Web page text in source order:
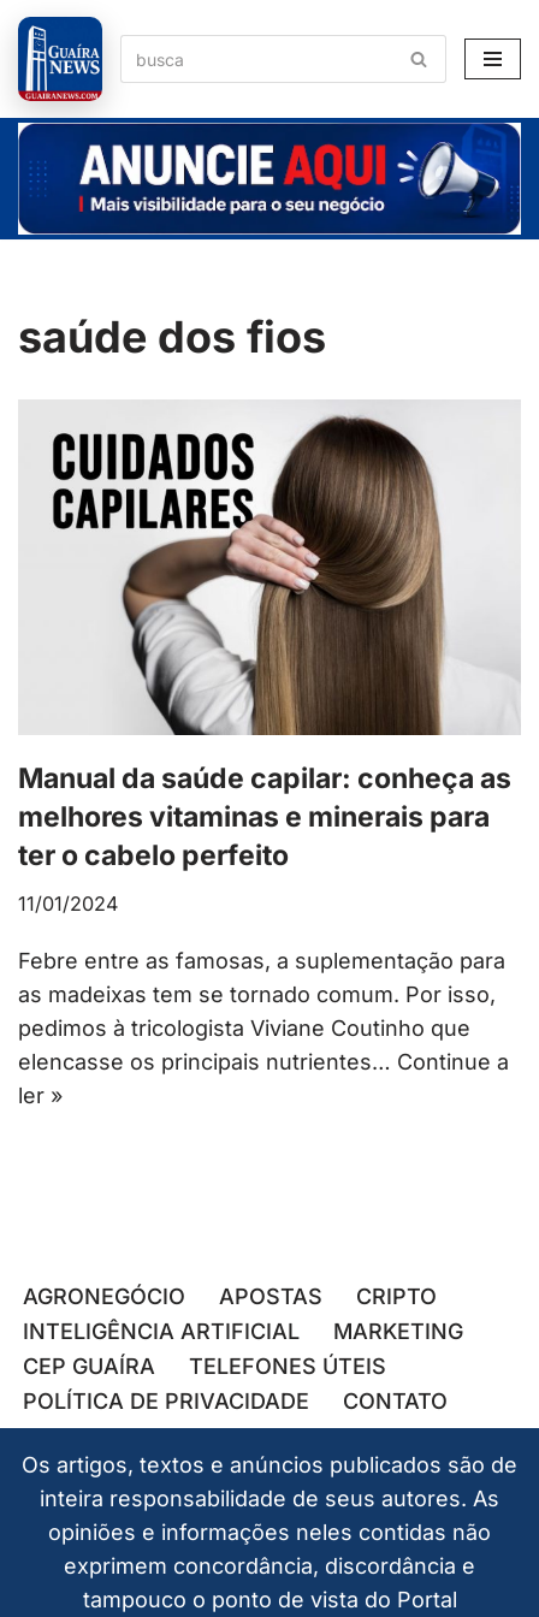
Pular
para
o
conteúdo
saúde dos fios
Manual da saúde capilar: conheça as
melhores vitaminas e minerais para
ter o cabelo perfeito
11/01/2024
Febre entre as famosas, a suplementação para
as madeixas tem se tornado comum. Por isso,
pedimos à tricologista Viviane Coutinho que
elencasse os principais nutrientes… Continue a
ler »
AGRONEGÓCIO APOSTAS
CRIPTO
INTELIGÊNCIA ARTIFICIAL
MARKETING
CEP GUAÍRA
TELEFONES ÚTEIS
POLÍTICA DE PRIVACIDADE
CONTATO
Os artigos, textos e anúncios publicados são de
inteira responsabilidade de seus autores. As
opiniões e informações neles contidas não
exprimem concordância, discordância e
tampouco o ponto de vista do Portal